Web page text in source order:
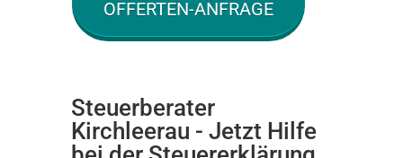
OFFERTEN-ANFRAGE
Steuerberater
Kirchleerau - Jetzt Hilfe